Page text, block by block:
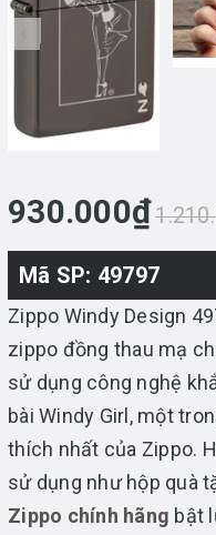
930.000₫
Mã SP: 49797
Zippo Windy Design
zippo đồng thau mạ
sử dụng công nghệ
bài Windy Girl, một
thích nhất của Zippo.
sử dụng như hộp quà
Zippo chính hãng bật